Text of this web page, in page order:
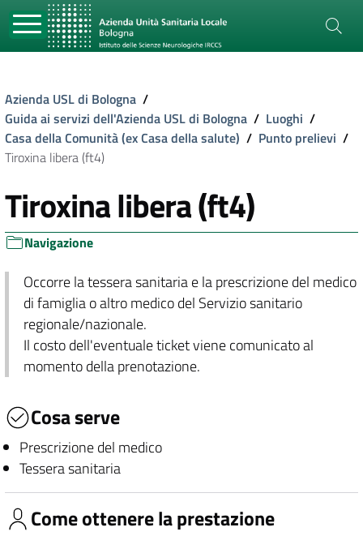
Azienda USL di Bologna /
Guida ai servizi dell'Azienda USL di Bologna / Luoghi /
Casa della Comunità (ex Casa della salute) / Punto prelievi /
Tiroxina libera (ft4)
Tiroxina libera (ft4)
Navigazione
Occorre la tessera sanitaria e la prescrizione del medico
di famiglia o altro medico del Servizio sanitario
regionale/nazionale.
Il costo dell'eventuale ticket viene comunicato al
momento della prenotazione.
Cosa serve
Prescrizione del medico
Tessera sanitaria
Come ottenere la prestazione